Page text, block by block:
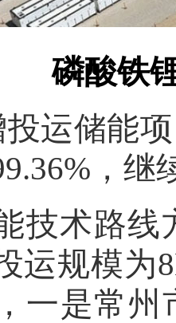
磷酸铁
运储能
，继
技术路线
运规模为
一是常